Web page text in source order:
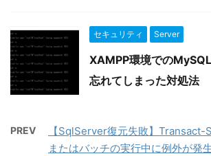
セキュリティ Server
XAMPP環境での
忘れてしまった対処法
PREV
【SqlServer復元失敗】Transact-
またはバッチの実行中に例外が発